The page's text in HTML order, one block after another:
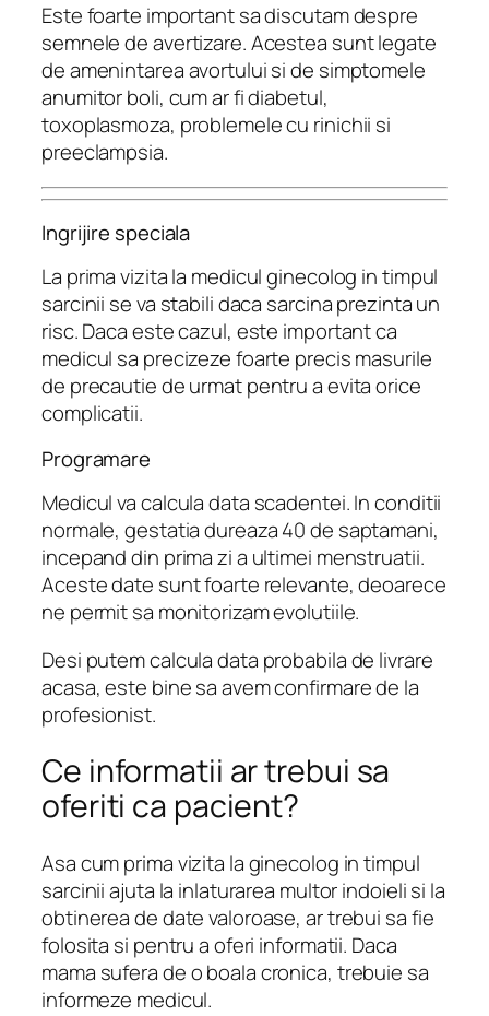
Este foarte important sa discutam despre
semnele de avertizare. Acestea sunt legate
de amenintarea avortului si de simptomele
anumitor boli, cum ar fi diabetul,
toxoplasmoza, problemele cu rinichii si
preeclampsia.
Ingrijire speciala
La prima vizita la medicul ginecolog in timpul
sarcinii se va stabili daca sarcina prezinta un
risc. Daca este cazul, este important ca
medicul sa precizeze foarte precis masurile
de precautie de urmat pentru a evita orice
complicatii.
Programare
Medicul va calcula data scadentei. In conditii
normale, gestatia dureaza 40 de saptamani,
incepand din prima zi a ultimei menstruatii.
Aceste date sunt foarte relevante, deoarece
ne permit sa monitorizam evolutiile.
Desi putem calcula data probabila de livrare
acasa, este bine sa avem confirmare de la
profesionist.
Ce informatii ar trebui sa
oferiti ca pacient?
Asa cum prima vizita la ginecolog in timpul
sarcinii ajuta la inlaturarea multor indoieli si la
obtinerea de date valoroase, ar trebui sa fie
folosita si pentru a oferi informatii. Daca
mama sufera de o boala cronica, trebuie sa
informeze medicul.